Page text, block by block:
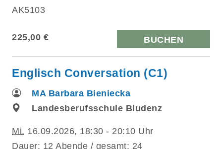
AK5103
225,00 € BUCHEN
Englisch Conversation (C1)
MA Barbara Bieniecka
Landesberufsschule Bludenz
Mi. 16.09.2026, 18:30 - 20:10 Uhr
Dauer: 12 Abende / gesamt: 24